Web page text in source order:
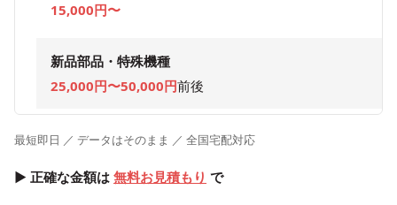
15,000円〜
新品部品・特殊機種
25,000円〜50,000円前後
最短即日 ／ データはそのまま ／ 全国宅配対応
▶ 正確な金額は 無料お見積もり で